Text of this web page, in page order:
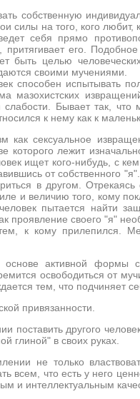
собственную
силы на того, кого
себя прямо
притягивает его.
быть целью
своими мучениями.
способен испытывать
Бывает так,
к нему как к
как сексуальное
лежит
ищет кого-нибудь, с
от собственного
в другом.
и величию того, кому
пытается найти
проявление своего "я"
к кому прилепился.
активной формы
освободиться от
тем, что подчиняет
привязанности.
поставить другого
глиной" в своих руках.
не только
всем, что есть у него
и интеллектуальным